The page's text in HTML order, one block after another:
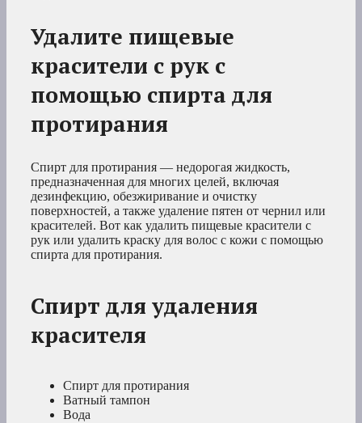
Удалите пищевые
красители с рук с
помощью спирта для
протирания
Спирт для протирания — недорогая жидкость,
предназначенная для многих целей, включая
дезинфекцию, обезжиривание и очистку
поверхностей, а также удаление пятен от чернил или
красителей. Вот как удалить пищевые красители с
рук или удалить краску для волос с кожи с помощью
спирта для протирания.
Спирт для удаления
красителя
Спирт для протирания
Ватный тампон
Вода